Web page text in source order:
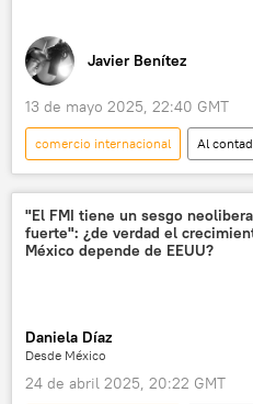
Javier Benítez
13 de mayo 2025, 22:40 GMT
comercio internacional Al
EEUU
aranceles
comercio
"El FMI tiene un sesgo
fuerte": ¿de verdad el
México depende de EEUU?
Daniela Díaz
Desde México
24 de abril 2025, 20:22 GMT